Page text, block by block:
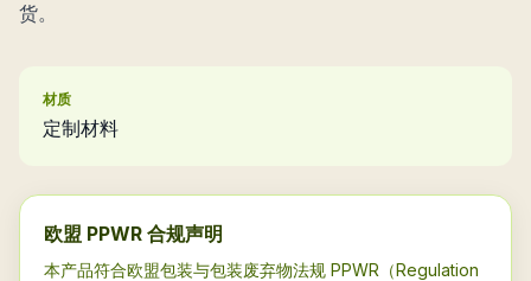
货。
材质
定制材料
欧盟 PPWR 合规声明
本产品符合欧盟包装与包装废弃物法规 PPWR（Regulation